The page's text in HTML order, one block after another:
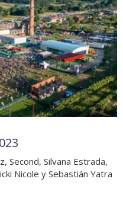
Second, Silvana Estrada,
Nicole y Sebastián Yatra